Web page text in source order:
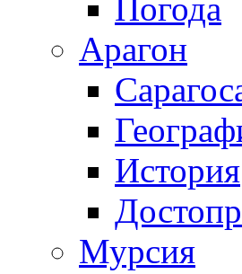
Погода
Арагон
История
Мурсия